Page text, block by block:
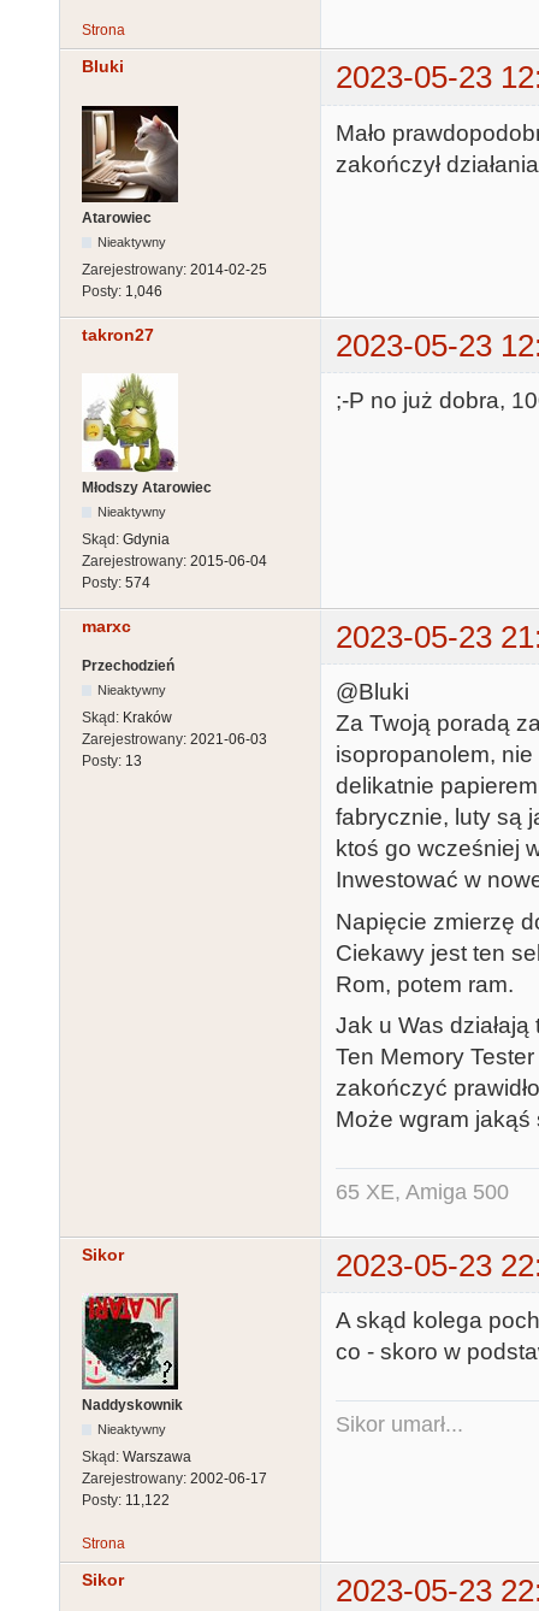
Strona
Bluki 2023-05-23
Atarowiec
Nieaktywny
Zarejestrowany: 2014-02-25
Posty: 1,046
Mało
zakończył
takron27 2023-05-23
Młodszy Atarowiec
Nieaktywny
Skąd: Gdynia
Zarejestrowany: 2015-06-04
Posty: 574
;-P no już dobra,
marxc 2023-05-23
Przechodzień
Nieaktywny
Skąd: Kraków
Zarejestrowany: 2021-06-03
Posty: 13
@Bluki
Za Twoją poradą
isopropanolem,
delikatnie
fabrycznie, luty są
ktoś go wcześniej
Inwestować w
Napięcie zmierzę
Ciekawy jest ten
Rom, potem ram.
Jak u Was
Ten Memory
zakończyć
Może wgram
65 XE, Amiga 500
Sikor 2023-05-23
Naddyskownik
Nieaktywny
Skąd: Warszawa
Zarejestrowany: 2002-06-17
Posty: 11,122
A skąd kolega
co - skoro w
Sikor umarł...
Strona
Sikor 2023-05-23